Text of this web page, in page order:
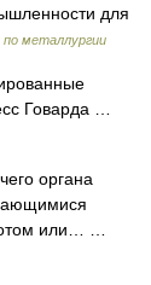
для
по металлургии
Говарда …
органа
или… …